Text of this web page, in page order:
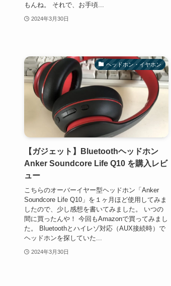
もんね。 それで、お手頃...
2024年3月30日
ヘッドホン・イヤホン
【ガジェット】Bluetoothヘッドホン
Anker Soundcore Life Q10 を購入レビ
ュー
こちらのオーバーイヤー型ヘッドホン「Anker
Soundcore Life Q10」を１ヶ月ほど使用してみま
したので、少し感想を書いてみました。 いつの
間に買ったんや！ 今回もAmazonで買ってみまし
た。 Bluetoothとハイレゾ対応（AUX接続時）で
ヘッドホンを探していた...
2024年3月30日